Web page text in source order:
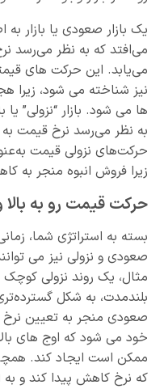
یک بازار صعودی یا بازار
می‌افتد که به نظر می‌رسد
می‌یابد. این حرکت های
نیز شناخته می شود، زیرا
ها می شود. بازار “نزولی” یا
به نظر می‌رسد نرخ قیمت
حرکت‌های نزولی قیمت
زیرا فروش انبوه منجر
حرکت قیمت رو به بالا
بسته به استراتژی شما،
صعودی و نزولی نیز می
مثال، یک روند نزولی
بلندمدت، به شکل
صعودی منجر به تعیین نرخ
خود می شود که اوج های
ممکن است ایجاد کند.
که نرخ کاهش پیدا کند و